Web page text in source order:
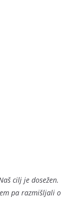
cilj je dosežen.
pa razmišljali o